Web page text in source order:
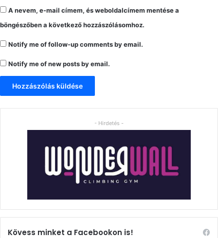
A nevem, e-mail címem, és weboldalcímem mentése a
böngészőben a következő hozzászólásomhoz.
Notify me of follow-up comments by email.
Notify me of new posts by email.
- Hirdetés -
Kövess minket a Facebookon is!